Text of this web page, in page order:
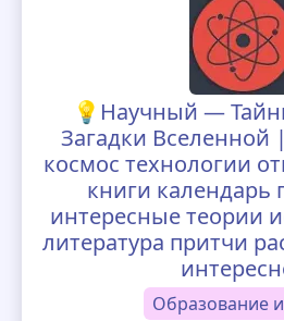
💡Научный —
Загадки Вселенной
космос технологии
книги календарь
интересные теории
литература притчи
Образование